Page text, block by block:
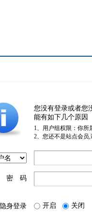
您没有登录或者您
能有如下几个原因
1、用户组权限：你所
2、您还不是站点会员
密 码
隐身登录 开启 关闭